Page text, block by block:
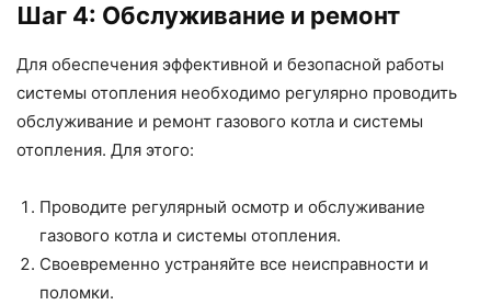
Шаг 4: Обслуживание и ремонт
Для обеспечения эффективной и безопасной работы
системы отопления необходимо регулярно проводить
обслуживание и ремонт газового котла и системы
отопления. Для этого:
Проводите регулярный осмотр и обслуживание
газового котла и системы отопления.
Своевременно устраняйте все неисправности и
поломки.